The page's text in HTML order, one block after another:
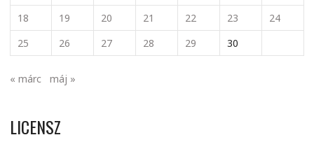
18
19 20 21 22 23
24
25
26 27 28 29 30
« márc máj »
LICENSZ